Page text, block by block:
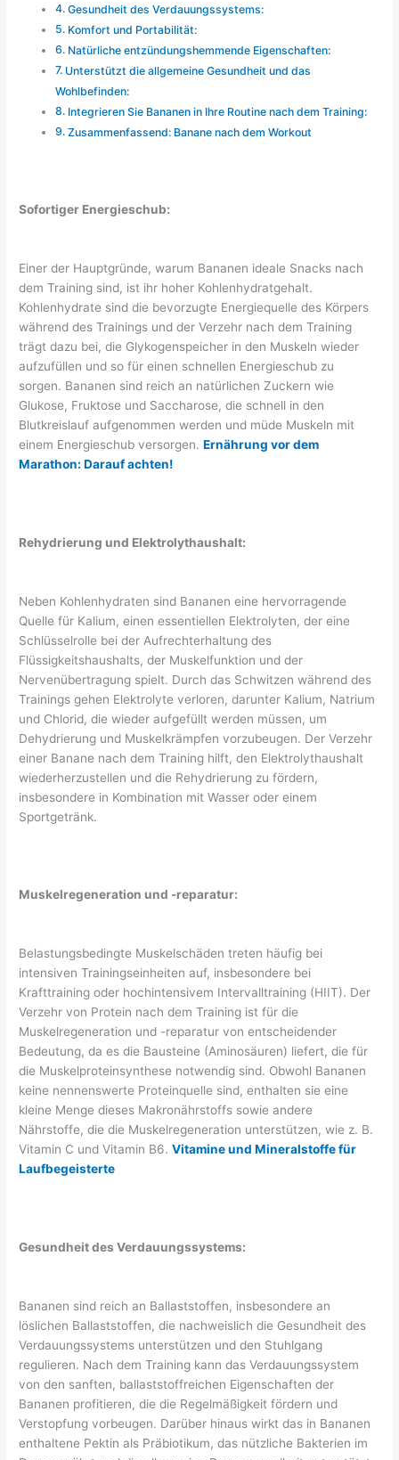
Gesundheit des Verdauungssystems:
Komfort und Portabilität:
Natürliche entzündungshemmende Eigenschaften:
Unterstützt die allgemeine Gesundheit und das
Wohlbefinden:
Integrieren Sie Bananen in Ihre Routine nach dem Training:
Zusammenfassend: Banane nach dem Workout
Sofortiger Energieschub:
Einer der Hauptgründe, warum Bananen ideale Snacks nach
dem Training sind, ist ihr hoher Kohlenhydratgehalt.
Kohlenhydrate sind die bevorzugte Energiequelle des Körpers
während des Trainings und der Verzehr nach dem Training
trägt dazu bei, die Glykogenspeicher in den Muskeln wieder
aufzufüllen und so für einen schnellen Energieschub zu
sorgen. Bananen sind reich an natürlichen Zuckern wie
Glukose, Fruktose und Saccharose, die schnell in den
Blutkreislauf aufgenommen werden und müde Muskeln mit
einem Energieschub versorgen.Ernährung vor dem
Marathon: Darauf achten!
Rehydrierung und Elektrolythaushalt:
Neben Kohlenhydraten sind Bananen eine hervorragende
Quelle für Kalium, einen essentiellen Elektrolyten, der eine
Schlüsselrolle bei der Aufrechterhaltung des
Flüssigkeitshaushalts, der Muskelfunktion und der
Nervenübertragung spielt. Durch das Schwitzen während des
Trainings gehen Elektrolyte verloren, darunter Kalium, Natrium
und Chlorid, die wieder aufgefüllt werden müssen, um
Dehydrierung und Muskelkrämpfen vorzubeugen. Der Verzehr
einer Banane nach dem Training hilft, den Elektrolythaushalt
wiederherzustellen und die Rehydrierung zu fördern,
insbesondere in Kombination mit Wasser oder einem
Sportgetränk.
Muskelregeneration und -reparatur:
Belastungsbedingte Muskelschäden treten häufig bei
intensiven Trainingseinheiten auf, insbesondere bei
Krafttraining oder hochintensivem Intervalltraining (HIIT). Der
Verzehr von Protein nach dem Training ist für die
Muskelregeneration und -reparatur von entscheidender
Bedeutung, da es die Bausteine (Aminosäuren) liefert, die für
die Muskelproteinsynthese notwendig sind. Obwohl Bananen
keine nennenswerte Proteinquelle sind, enthalten sie eine
kleine Menge dieses Makronährstoffs sowie andere
Nährstoffe, die die Muskelregeneration unterstützen, wie z. B.
Vitamin C und Vitamin B6.Vitamine und Mineralstoffe für
Laufbegeisterte
Gesundheit des Verdauungssystems:
Bananen sind reich an Ballaststoffen, insbesondere an
löslichen Ballaststoffen, die nachweislich die Gesundheit des
Verdauungssystems unterstützen und den Stuhlgang
regulieren. Nach dem Training kann das Verdauungssystem
von den sanften, ballaststoffreichen Eigenschaften der
Bananen profitieren, die die Regelmäßigkeit fördern und
Verstopfung vorbeugen. Darüber hinaus wirkt das in Bananen
enthaltene Pektin als Präbiotikum, das nützliche Bakterien im